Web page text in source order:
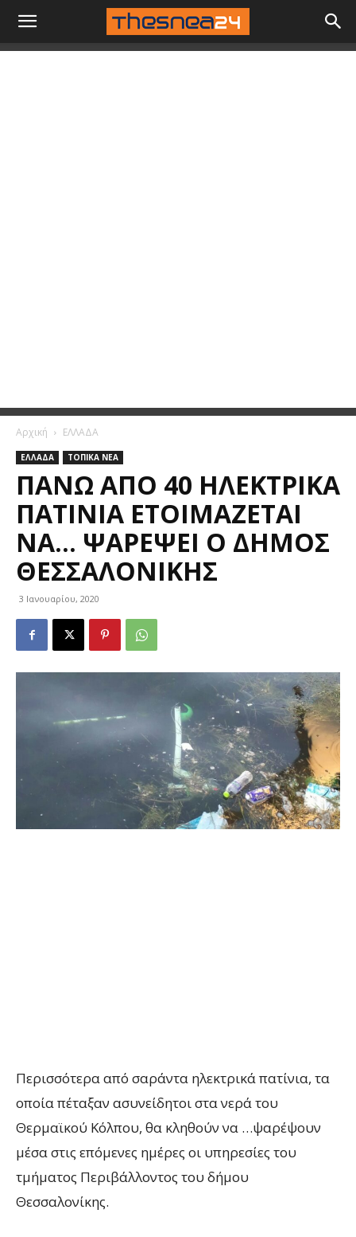
Αρχική ΕΛΛΑΔΑ
ΕΛΛΑΔΑ ΤΟΠΙΚΑ ΝΕΑ
ΠΆΝΩ ΑΠΌ 40 ΗΛΕΚΤΡΙΚΆ
ΠΑΤΊΝΙΑ ΕΤΟΙΜΆΖΕΤΑΙ
ΝΑ… ΨΑΡΈΨΕΙ Ο ΔΉΜΟΣ
ΘΕΣΣΑΛΟΝΊΚΗΣ
3 Ιανουαρίου, 2020
Περισσότερα από σαράντα ηλεκτρικά πατίνια, τα
οποία πέταξαν ασυνείδητοι στα νερά του
Θερμαϊκού Κόλπου, θα κληθούν να …ψαρέψουν
μέσα στις επόμενες ημέρες οι υπηρεσίες του
τμήματος Περιβάλλοντος του δήμου
Θεσσαλονίκης.